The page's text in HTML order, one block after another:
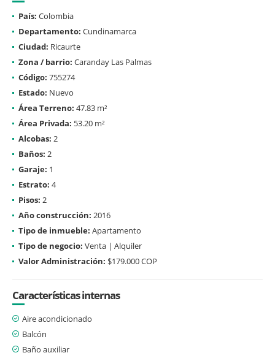
País: Colombia
Departamento: Cundinamarca
Ciudad: Ricaurte
Zona / barrio: Caranday Las Palmas
Código: 755274
Estado: Nuevo
Área Terreno: 47.83 m²
Área Privada: 53.20 m²
Alcobas: 2
Baños: 2
Garaje: 1
Estrato: 4
Pisos: 2
Año construcción: 2016
Tipo de inmueble: Apartamento
Tipo de negocio: Venta | Alquiler
Valor Administración: $179.000 COP
Características internas
Aire acondicionado
Balcón
Baño auxiliar